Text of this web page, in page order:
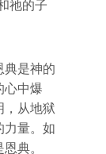
祂的子
典是神的
心中爆
，从地狱
力量。如
典。